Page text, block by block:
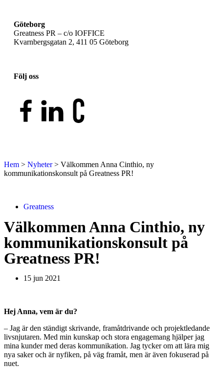
Göteborg
Greatness PR – c/o IOFFICE
Kvarnbergsgatan 2, 411 05 Göteborg
Följ oss
Hem > Nyheter> Välkommen Anna Cinthio, ny
kommunikationskonsult på Greatness PR!
Greatness
Välkommen Anna Cinthio, ny
kommunikationskonsult på
Greatness PR!
15 jun 2021
Hej Anna, vem är du?
– Jag är den ständigt skrivande, framåtdrivande och projektledande
livsnjutaren. Med min kunskap och stora engagemang hjälper jag
mina kunder med deras kommunikation. Jag tycker om att lära mig
nya saker och är nyfiken, på väg framåt, men är även fokuserad på
nuet.